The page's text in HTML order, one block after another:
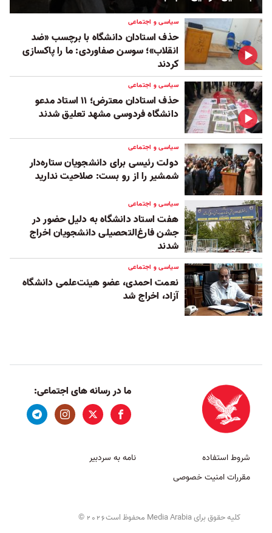
سیاسی و اجتماعی
حذف استادان دانشگاه با برچسب «ضد
انقلاب»؛ سوسن صفاوردی: ما را پاکسازی
کردند
سیاسی و اجتماعی
حذف استادان معترض؛ ۱۱ استاد مدعو
دانشگاه فردوسی مشهد تعلیق شدند
سیاسی و اجتماعی
دولت رئیسی برای دانشجویان ستاره‌دار
شمشیر را از رو‌ بست: صلاحیت ندارید
سیاسی و اجتماعی
هفت استاد دانشگاه به‌ دلیل حضور در
جشن فارغ‌التحصیلی دانشجویان اخراج
شدند
سیاسی و اجتماعی
نعمت احمدی، عضو هیئت‌علمی دانشگاه
آزاد، اخراج شد
ما در رسانه های اجتماعی:
شروط استفاده
مقررات امنیت خصوصی
نامه به سردبیر
کلیه حقوق برای Media Arabia محفوظ است 2026
©